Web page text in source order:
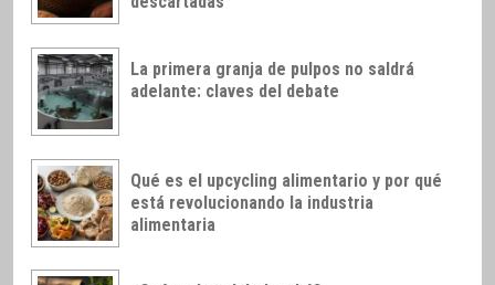
La primera granja de pulpos no saldrá
adelante: claves del debate
Qué es el upcycling alimentario y por qué
está revolucionando la industria
alimentaria